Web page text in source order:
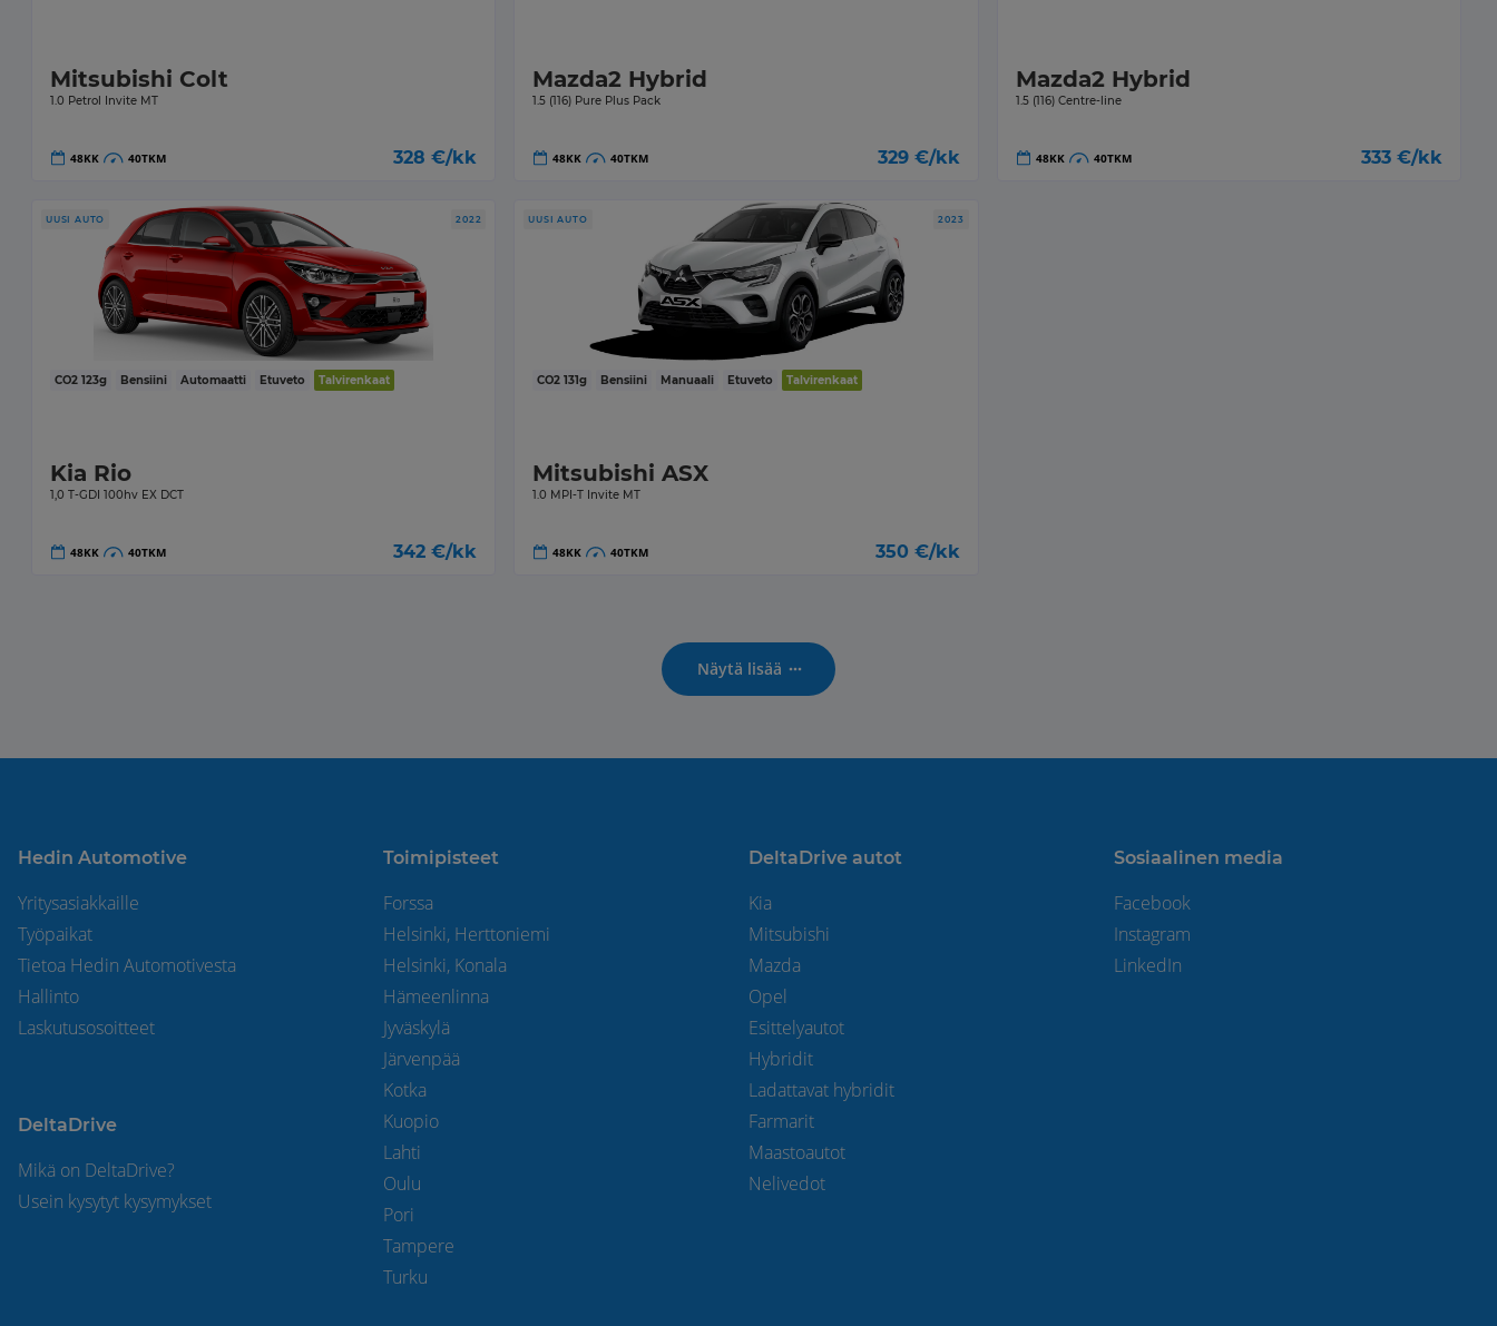
Mitsubishi Colt
1.0 Petrol Invite MT
48KK 40TKM 328 €/kk
Mazda2 Hybrid
1.5 (116) Pure Plus Pack
48KK 40TKM 329€/kk
Mazda2 Hybrid
1.5 (116) Centre-line
48KK 40TKM 333€/kk
CO2 123g Bensiini Automaatti Etuveto Talvirenkaat
Kia Rio
1,0 T-GDI 100hv EX DCT
48KK 40TKM 342 €/kk
UUSI AUTO 2022
CO2131g Bensiini Manuaali Etuveto Talvirenkaat
Mitsubishi ASX
1.0 MPI-T Invite MT
48KK 40TKM 350 €/kk
UUSI AUTO 2023
Näytä lisää
Hedin Automotive
Yritysasiakkaille
Työpaikat
Tietoa Hedin Automotivesta
Hallinto
Laskutusosoitteet
DeltaDrive
Mikä on DeltaDrive?
Usein kysytyt kysymykset
Toimipisteet
Forssa
Helsinki, Herttoniemi
Helsinki, Konala
Hämeenlinna
Jyväskylä
Järvenpää
Kotka
Kuopio
Lahti
Oulu
Pori
Tampere
Turku
DeltaDrive autot
Kia
Mitsubishi
Mazda
Opel
Esittelyautot
Hybridit
Ladattavat hybridit
Farmarit
Maastoautot
Nelivedot
Sosiaalinen media
Facebook
Instagram
LinkedIn